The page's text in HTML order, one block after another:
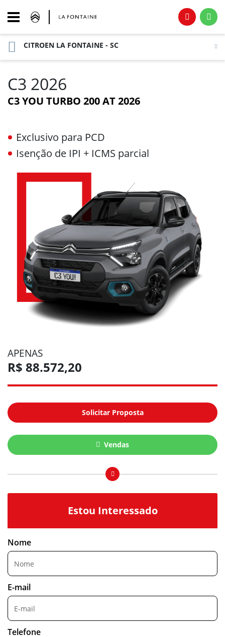
CITROEN LA FONTAINE - SC
C3 2026
C3 YOU TURBO 200 AT 2026
APENAS
R$ 88.572,20
Exclusivo para PCD
Isenção de IPI + ICMS parcial
Solicitar Proposta
Vendas
Estou Interessado
Nome
E-mail
Telefone